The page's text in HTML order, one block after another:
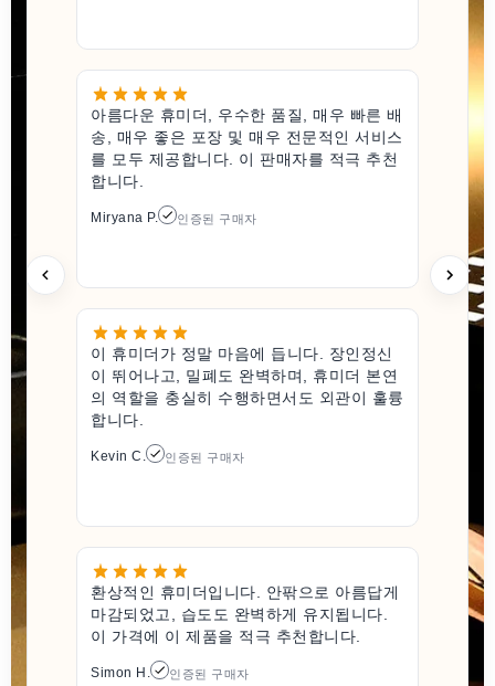
아름다운 휴미더, 우수한 품질, 매우 빠른 배
송, 매우 좋은 포장 및 매우 전문적인 서비스
를 모두 제공합니다. 이 판매자를 적극 추천
합니다.
Miryana P. 인증된 구매자
이 휴미더가 정말 마음에 듭니다. 장인정신
이 뛰어나고, 밀폐도 완벽하며, 휴미더 본연
의 역할을 충실히 수행하면서도 외관이 훌륭
합니다.
Kevin C. 인증된 구매자
환상적인 휴미더입니다. 안팎으로 아름답게
마감되었고, 습도도 완벽하게 유지됩니다.
이 가격에 이 제품을 적극 추천합니다.
Simon H. 인증된 구매자